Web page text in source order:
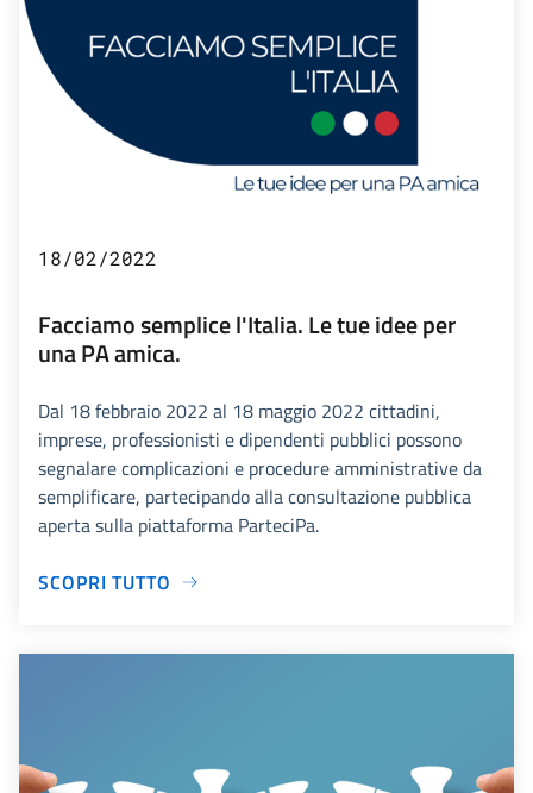
18/02/2022
Facciamo semplice l'Italia. Le tue idee per
una PA amica.
Dal 18 febbraio 2022 al 18 maggio 2022 cittadini,
imprese, professionisti e dipendenti pubblici possono
segnalare complicazioni e procedure amministrative da
semplificare, partecipando alla consultazione pubblica
aperta sulla piattaforma ParteciPa.
SCOPRI TUTTO